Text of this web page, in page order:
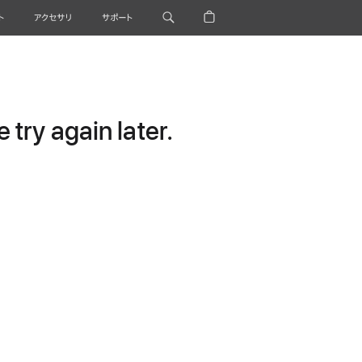
アクセサリ サポート
try again later.